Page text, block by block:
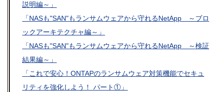
説明編～」
「NASも"SAN"もランサムウェアから守れるNetApp ～ブロ
ックアーキテクチャ編～」
「NASも"SAN"もランサムウェアから守れるNetApp ～検証
結果編～」
「これで安心！ONTAPのランサムウェア対策機能でセキュ
リティを強化しよう！ パート①」